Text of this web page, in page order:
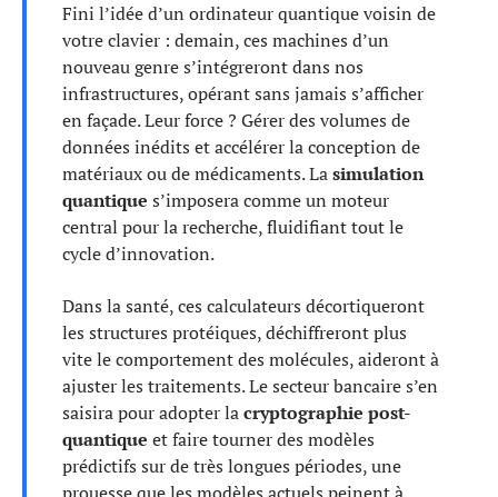
Fini l’idée d’un ordinateur quantique voisin de
votre clavier : demain, ces machines d’un
nouveau genre s’intégreront dans nos
infrastructures, opérant sans jamais s’afficher
en façade. Leur force ? Gérer des volumes de
données inédits et accélérer la conception de
matériaux ou de médicaments. Lasimulation
quantique s’imposera comme un moteur
central pour la recherche, fluidifiant tout le
cycle d’innovation.
Dans la santé, ces calculateurs décortiqueront
les structures protéiques, déchiffreront plus
vite le comportement des molécules, aideront à
ajuster les traitements. Le secteur bancaire s’en
saisira pour adopter lacryptographie post-
quantique et faire tourner des modèles
prédictifs sur de très longues périodes, une